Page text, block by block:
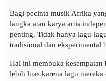
Bagi pecinta musik Afrika
langka atau karya artis
penting. Tidak hanya lagu-
tradisional dan eksperimental
Hal ini membuka
lebih luas karena lagu